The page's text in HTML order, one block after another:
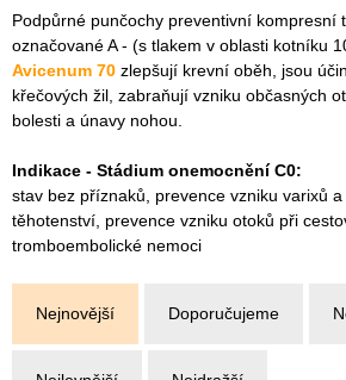
Podpůrné punčochy preventivní kompresní
označované A - (s tlakem v oblasti kotníku
Avicenum 70 zlepšují krevní oběh, jsou
křečových žil, zabraňují vzniku občasných
bolesti a únavy nohou.
Indikace - Stádium onemocnění C0:
stav bez příznaků, prevence vzniku varixů
těhotenství, prevence vzniku otoků při
tromboembolické nemoci
Nejnovější Doporučujeme